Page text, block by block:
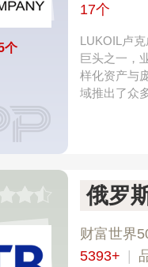
个
17个
LUKOIL卢
巨头之一，
样化资产与
域推出了众
俄罗
财富世界
5393+